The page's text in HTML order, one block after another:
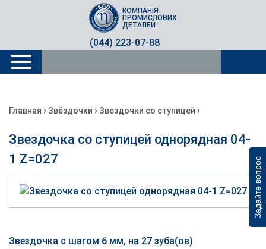
Задайте вопрос
(044) 223-07-88
КОМПАНІЯ
ПРОМИСЛОВИХ
ДЕТАЛЕЙ
Главная › Звёздочки › Звездочки со ступицей ›
Звездочка со ступицей однорядная 04-
1 Z=027
Звездочка с шагом 6 мм, на 27 зуба(ов)